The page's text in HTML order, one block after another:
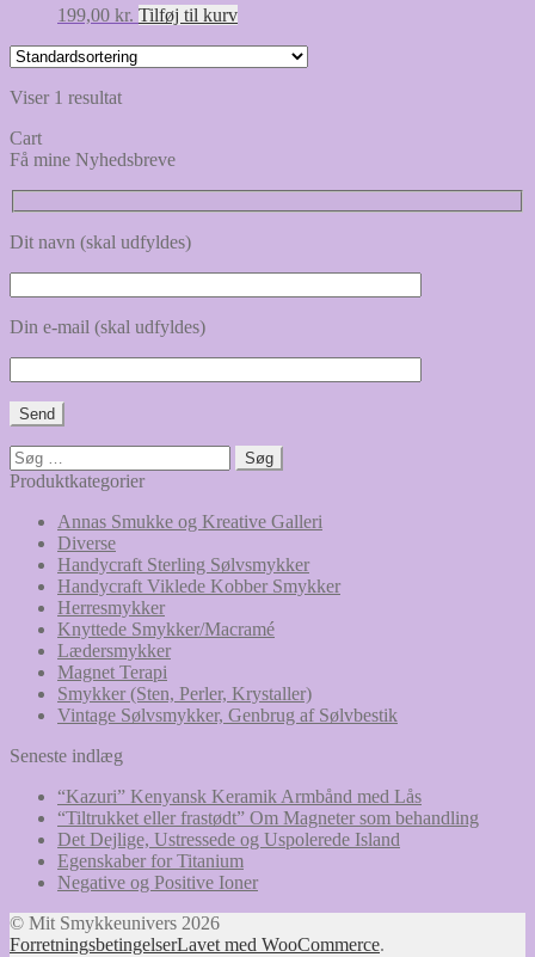
199,00 kr. Tilføj til kurv
Viser 1 resultat
Cart
Få mine Nyhedsbreve
Dit navn (skal udfyldes)
Din e-mail (skal udfyldes)
Søg
efter:
Produktkategorier
Annas Smukke og Kreative Galleri
Diverse
Handycraft Sterling Sølvsmykker
Handycraft Viklede Kobber Smykker
Herresmykker
Knyttede Smykker/Macramé
Lædersmykker
Magnet Terapi
Smykker (Sten, Perler, Krystaller)
Vintage Sølvsmykker, Genbrug af Sølvbestik
Seneste indlæg
“Kazuri” Kenyansk Keramik Armbånd med Lås
“Tiltrukket eller frastødt” Om Magneter som behandling
Det Dejlige, Ustressede og Uspolerede Island
Egenskaber for Titanium
Negative og Positive Ioner
© Mit Smykkeunivers 2026
ForretningsbetingelserLavet med WooCommerce.